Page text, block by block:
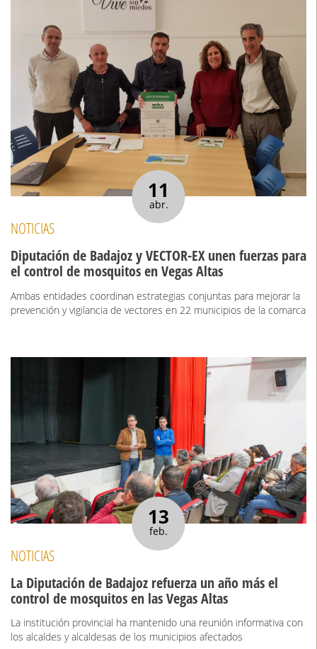
11
abr.
NOTICIAS
Diputación de Badajoz y VECTOR-EX unen fuerzas para
el control de mosquitos en Vegas Altas
Ambas entidades coordinan estrategias conjuntas para mejorar la
prevención y vigilancia de vectores en 22 municipios de la comarca
13
feb.
NOTICIAS
La Diputación de Badajoz refuerza un año más el
control de mosquitos en las Vegas Altas
La institución provincial ha mantenido una reunión informativa con
los alcaldes y alcaldesas de los municipios afectados